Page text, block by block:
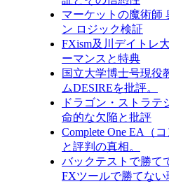
マーケットの魔術師
ン ロジック検証
FXism及川デイトレ
ーマンスと特典
国立大学博士号現役
ムDESIREを批評。
ドラゴン・ストラ
命的な欠陥と批評
Complete One EA（
と評判の真相。
バックテストで勝て
FXツールで勝てない